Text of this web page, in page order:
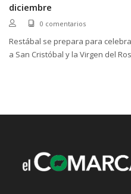
diciembre
0 comentarios
Restábal se prepara para
a San Cristóbal y la Virgen del